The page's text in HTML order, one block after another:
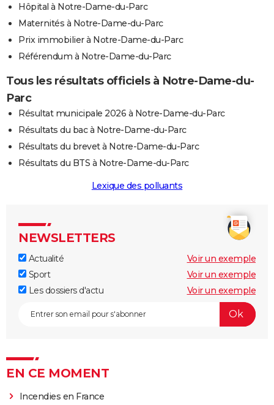
Hôpital à Notre-Dame-du-Parc
Maternités à Notre-Dame-du-Parc
Prix immobilier à Notre-Dame-du-Parc
Référendum à Notre-Dame-du-Parc
Tous les résultats officiels à Notre-Dame-du-
Parc
Résultat municipale 2026 à Notre-Dame-du-Parc
Résultats du bac à Notre-Dame-du-Parc
Résultats du brevet à Notre-Dame-du-Parc
Résultats du BTS à Notre-Dame-du-Parc
Lexique des polluants
NEWSLETTERS
Actualité
Voir un exemple
Sport
Voir un exemple
Les dossiers d'actu
Voir un exemple
EN CE MOMENT
Incendies en France